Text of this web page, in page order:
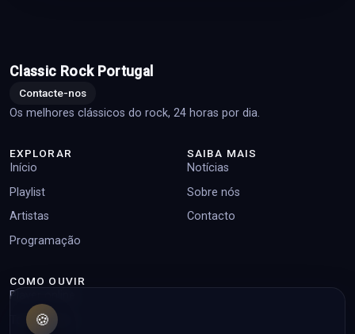
Classic Rock Portugal
Contacte-nos
Os melhores clássicos do rock, 24 horas por dia.
EXPLORAR
Início
Playlist
Artistas
Programação
SAIBA MAIS
Notícias
Sobre nós
Contacto
COMO OUVIR
Player online
Top pedidos
🍪